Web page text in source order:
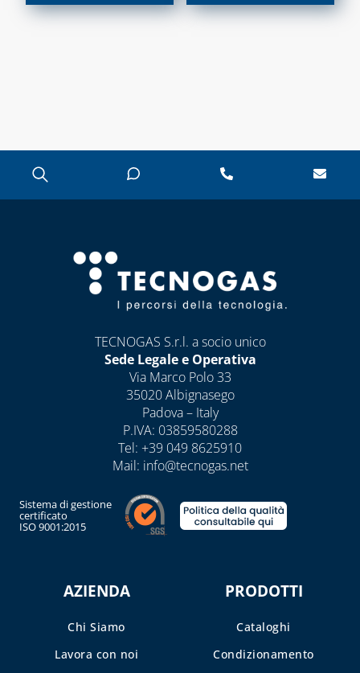
TECNOGAS S.r.l. a socio unico
Sede Legale e Operativa
Via Marco Polo 33
35020 Albignasego
Padova – Italy
P.IVA: 03859580288
Tel: +39 049 8625910
Mail: info@tecnogas.net
Sistema di gestione
certificato
ISO 9001:2015
AZIENDA
Chi Siamo
Lavora con noi
PRODOTTI
Cataloghi
Condizionamento